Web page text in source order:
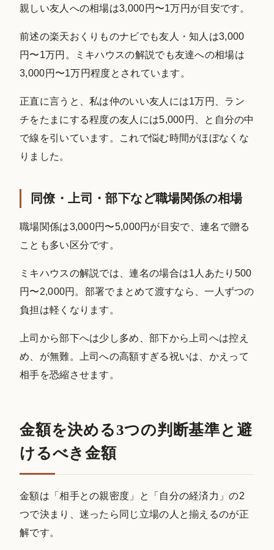
親しい友人への相場は3,000円〜1万円が目安です。
前述の楽天おくりものナビでも友人・知人は3,000
円〜1万円。ミキハウスの解説でも友達への相場は
3,000円〜1万円程度とされています。
正直に言うと、私は仲のいい友人には1万円、ラン
チをたまにする程度の友人には5,000円、と自分の中
で線を引いています。これで悩む時間がほぼなくな
りました。
同僚・上司・部下など職場関係の相場
職場関係は3,000円〜5,000円が目安で、連名で贈る
ことも多い区分です。
ミキハウスの解説では、連名の場合は1人あたり500
円〜2,000円。部署でまとめて渡すなら、一人ずつの
負担は軽くなります。
上司から部下へは少し多め、部下から上司へは控え
め、が無難。上司への高額すぎる祝いは、かえって
相手を恐縮させます。
金額を決める3つの判断基準と避
けるべき金額
金額は「相手との親密度」と「自分の経済力」の2
つで決まり、迷ったら同じ立場の人と揃えるのが正
解です。